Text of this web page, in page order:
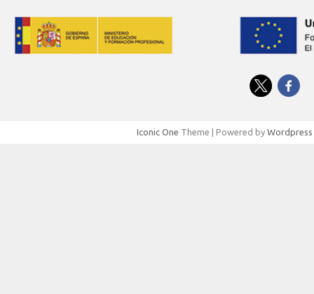
Iconic One Theme | Powered by Wordpress